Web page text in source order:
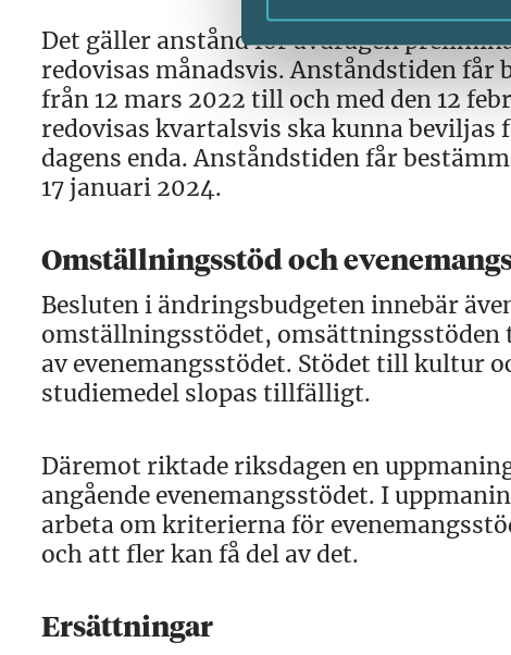
Det gäller anstånd för avdragen
redovisas månadsvis. Anståndstiden
från 12 mars 2022 till och med den 12
redovisas kvartalsvis ska kunna
dagens enda. Anståndstiden får
17 januari 2024.
Omställningsstöd och
Besluten i ändringsbudgeten innebär
omställningsstödet, omsättningsstöden
av evenemangsstödet. Stödet till kultur
studiemedel slopas tillfälligt.
Däremot riktade riksdagen en
angående evenemangsstödet. I
arbeta om kriterierna för
och att fler kan få del av det.
Ersättningar